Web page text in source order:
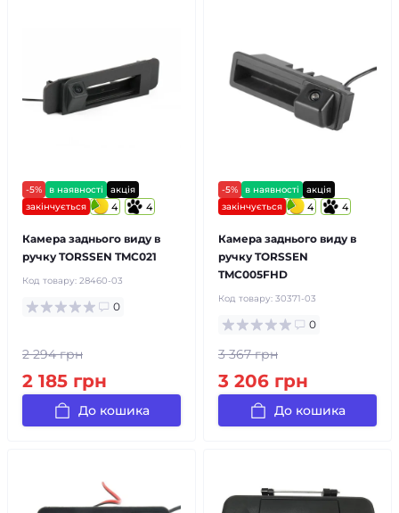
-5% в наявності
акція
закінчується
4 4
Камера заднього виду в
ручку TORSSEN TMC021
Код товару: 28460-03
0
2 294 грн
2 185 грн
До кошика
-5% в наявності
акція
закінчується
4 4
Камера заднього виду в
ручку TORSSEN
TMC005FHD
Код товару: 30371-03
0
3 367 грн
3 206 грн
До кошика